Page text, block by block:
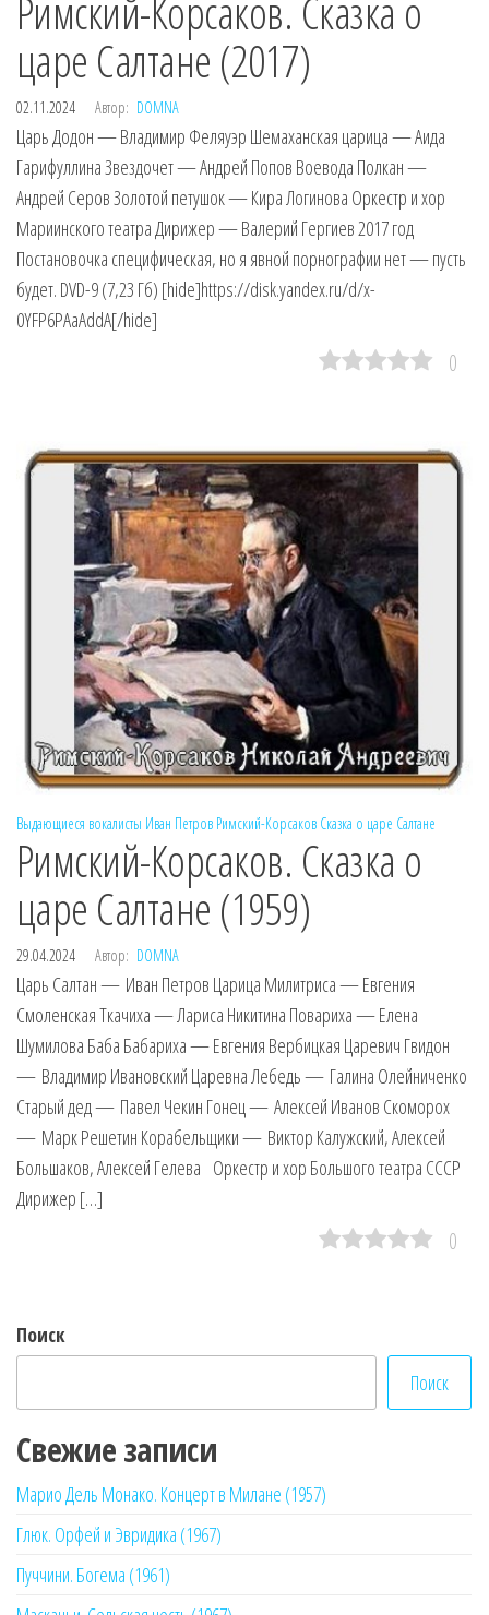
Римский-Корсаков. Сказка о
царе Салтане (2017)
02.11.2024 Автор: DOMNA
Царь Додон — Владимир Феляуэр Шемаханская царица — Аида
Гарифуллина Звездочет — Андрей Попов Воевода Полкан —
Андрей Серов Золотой петушок — Кира Логинова Оркестр и хор
Мариинского театра Дирижер — Валерий Гергиев 2017 год
Постановочка специфическая, но я явной порнографии нет — пусть
будет. DVD-9 (7,23 Гб) [hide]https://disk.yandex.ru/d/x-
0YFP6PAaAddA[/hide]
0
Выдающиеся вокалисты Иван Петров Римский-Корсаков Сказка о царе Салтане
Римский-Корсаков. Сказка о
царе Салтане (1959)
29.04.2024 Автор: DOMNA
Царь Салтан — Иван Петров Царица Милитриса — Евгения
Смоленская Ткачиха — Лариса Никитина Повариха — Елена
Шумилова Баба Бабариха — Евгения Вербицкая Царевич Гвидон
— Владимир Ивановский Царевна Лебедь — Галина Олейниченко
Старый дед — Павел Чекин Гонец — Алексей Иванов Скоморох
— Марк Решетин Корабельщики — Виктор Калужский, Алексей
Большаков, Алексей Гелева Оркестр и хор Большого театра СССР
Дирижер […]
0
Поиск
Поиск
Свежие записи
Марио Дель Монако. Концерт в Милане (1957)
Глюк. Орфей и Эвридика (1967)
Пуччини. Богема (1961)